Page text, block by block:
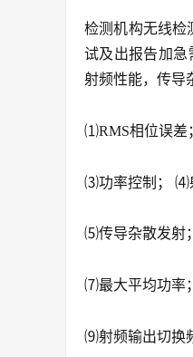
检测机构无线检
试及出报告加急
射频性能，传导
⑴RMS相位误差
⑶功率控制； ⑷
⑸传导杂散发射
⑺最大平均功率
⑼射频输出切换